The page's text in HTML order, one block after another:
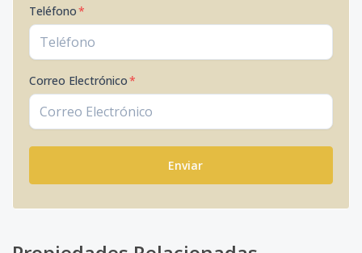
Teléfono*
Correo Electrónico*
Enviar